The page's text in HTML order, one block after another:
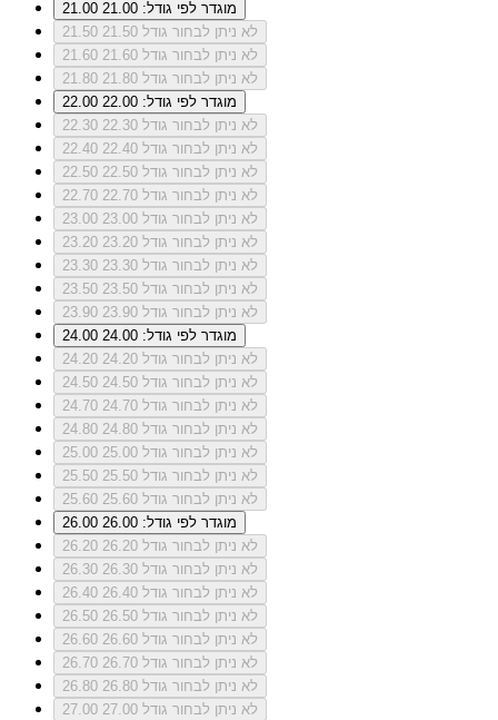
21.00
מוגדר לפי גודל: 21.00
21.50
לא ניתן לבחור גודל 21.50
21.60
לא ניתן לבחור גודל 21.60
21.80
לא ניתן לבחור גודל 21.80
22.00
מוגדר לפי גודל: 22.00
22.30
לא ניתן לבחור גודל 22.30
22.40
לא ניתן לבחור גודל 22.40
22.50
לא ניתן לבחור גודל 22.50
22.70
לא ניתן לבחור גודל 22.70
23.00
לא ניתן לבחור גודל 23.00
23.20
לא ניתן לבחור גודל 23.20
23.30
לא ניתן לבחור גודל 23.30
23.50
לא ניתן לבחור גודל 23.50
23.90
לא ניתן לבחור גודל 23.90
24.00
מוגדר לפי גודל: 24.00
24.20
לא ניתן לבחור גודל 24.20
24.50
לא ניתן לבחור גודל 24.50
24.70
לא ניתן לבחור גודל 24.70
24.80
לא ניתן לבחור גודל 24.80
25.00
לא ניתן לבחור גודל 25.00
25.50
לא ניתן לבחור גודל 25.50
25.60
לא ניתן לבחור גודל 25.60
26.00
מוגדר לפי גודל: 26.00
26.20
לא ניתן לבחור גודל 26.20
26.30
לא ניתן לבחור גודל 26.30
26.40
לא ניתן לבחור גודל 26.40
26.50
לא ניתן לבחור גודל 26.50
26.60
לא ניתן לבחור גודל 26.60
26.70
לא ניתן לבחור גודל 26.70
26.80
לא ניתן לבחור גודל 26.80
27.00
לא ניתן לבחור גודל 27.00